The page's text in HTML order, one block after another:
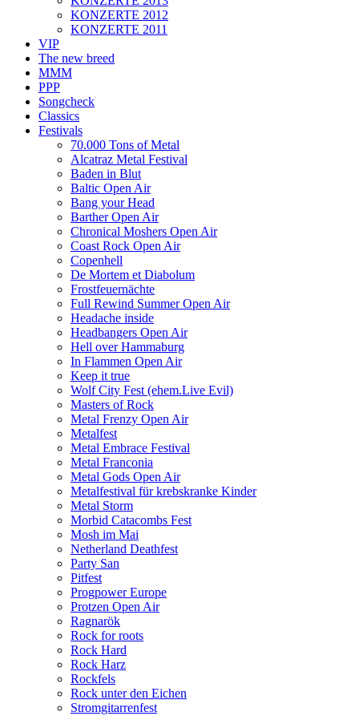
KONZERTE 2012
KONZERTE 2011
VIP
The new breed
MMM
PPP
Songcheck
Classics
Festivals
70.000 Tons of Metal
Alcatraz Metal Festival
Baden in Blut
Baltic Open Air
Bang your Head
Barther Open Air
Chronical Moshers Open Air
Coast Rock Open Air
Copenhell
De Mortem et Diabolum
Frostfeuernächte
Full Rewind Summer Open Air
Headache inside
Headbangers Open Air
Hell over Hammaburg
In Flammen Open Air
Keep it true
Wolf City Fest (ehem.Live Evil)
Masters of Rock
Metal Frenzy Open Air
Metalfest
Metal Embrace Festival
Metal Franconia
Metal Gods Open Air
Metalfestival für krebskranke Kinder
Metal Storm
Morbid Catacombs Fest
Mosh im Mai
Netherland Deathfest
Party San
Pitfest
Progpower Europe
Protzen Open Air
Ragnarök
Rock for roots
Rock Hard
Rock Harz
Rockfels
Rock unter den Eichen
Stromgitarrenfest